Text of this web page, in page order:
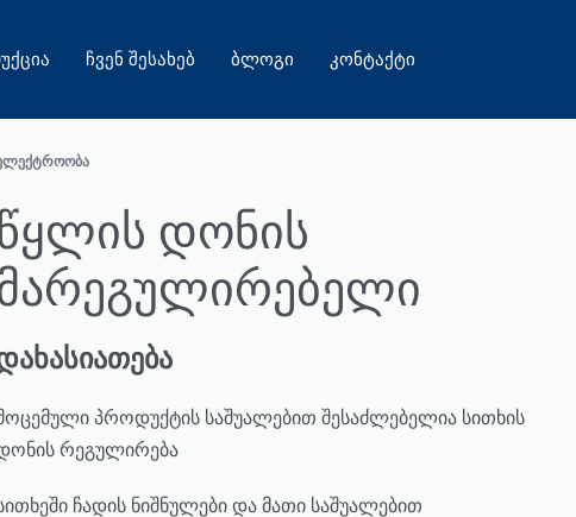
ᲩᲕᲔᲜ ᲨᲔᲡᲐᲮᲔᲑ ᲑᲚᲝᲒᲘ ᲙᲝᲜᲢᲐᲥᲢᲘ
დონის
პროდუქტის საშუალებით შესაძლებელია სითხის
რეგულირება
ჩადის ნიშნულები და მათი საშუალებით